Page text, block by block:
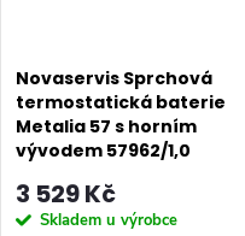
Novaservis Sprchová
termostatická baterie
Metalia 57 s horním
vývodem 57962/1,0
3 529 Kč
Skladem u výrobce